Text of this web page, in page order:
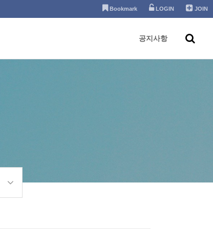
Bookmark LOGIN JOIN
공지사항